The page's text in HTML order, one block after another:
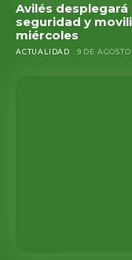
Avilés
seguridad y
miércoles
ACTUALIDAD 9 DE